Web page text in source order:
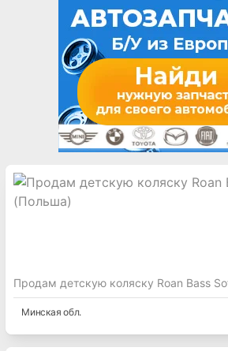
Продам детскую коляску Roan Bass
Минская обл.